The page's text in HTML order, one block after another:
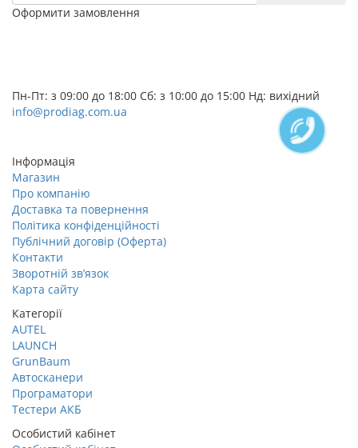
Оформити замовлення
Пн-Пт: з 09:00 до 18:00 Сб: з 10:00 до 15:00 Нд: вихідний
info@prodiag.com.ua
Інформація
Магазин
Про компанію
Доставка та повернення
Політика конфіденційності
Публічний договір (Оферта)
Контакти
Зворотній зв’язок
Карта сайту
Категорії
AUTEL
LAUNCH
GrunBaum
Автосканери
Програматори
Тестери АКБ
Особистий кабінет